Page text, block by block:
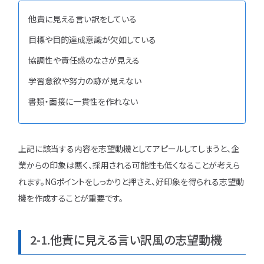
他責に見える言い訳をしている
目標や目的達成意識が欠如している
協調性や責任感のなさが見える
学習意欲や努力の跡が見えない
書類・面接に一貫性を作れない
上記に該当する内容を志望動機としてアピールしてしまうと、企
業からの印象は悪く、採用される可能性も低くなることが考えら
れます。NGポイントをしっかりと押さえ、好印象を得られる志望動
機を作成することが重要です。
2-1.他責に見える言い訳風の志望動機